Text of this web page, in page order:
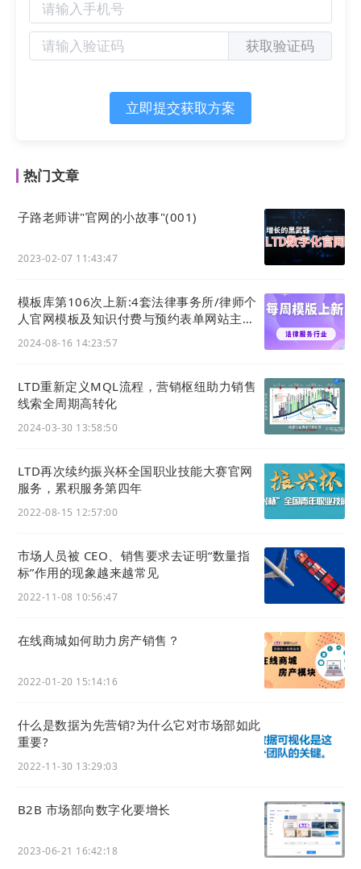
因此对比原本比较简单直接的「传统官网」的开
发，要自研更先进的官网系统，可能面临比以往更
大的挑战：
过去的几十年，传统的官网更多地被⽤来展示形
象、发布信息，虽然展示样式与特效上千变万化、
息、产品图片与新闻展示。获客转化⼿段通常也只
以尽可能地将潜在客户的意向进行收集。
需要官网具备更多的营销
能力、让官网作为获客中枢，对官网系统的功能、
语。
通常企业内部的IT研发团队不具备足够的营销技
能，无法通过市场洞察将营销需要抽象出来落地为
产品。往往只能按照业务部门的实际需求，花上大
量时间研发「满足内部需求」的官网系统，耗时很
为了帮助 网站创建有效的内容营销，以下总结客户
获取验证码
立即提交获取方案
热门文章
子路老师讲"官网的小故事"(001)
2023-02-07 11:43:47
模板库第106次上新:4套法律事务所/律师个
人官网模板及知识付费与预约表单网站主题
2024-08-16 14:23:57
LTD重新定义MQL流程，营销枢纽助力销售
线索全周期高转化
2024-03-30 13:58:50
LTD再次续约振兴杯全国职业技能大赛官网
服务，累积服务第四年
2022-08-15 12:57:00
市场人员被 CEO、销售要求去证明“数量指
标”作用的现象越来越常见
2022-11-08 10:56:47
在线商城如何助力房产销售？
2022-01-20 15:14:16
什么是数据为先营销?为什么它对市场部如此
重要?
2022-11-30 13:29:03
B2B 市场部向数字化要增长
2023-06-21 16:42:18